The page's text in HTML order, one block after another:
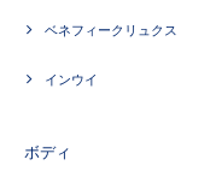
ベネフィークリュクス
インウイ
ボディ